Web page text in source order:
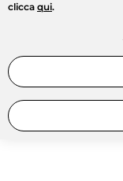
clicca qui.